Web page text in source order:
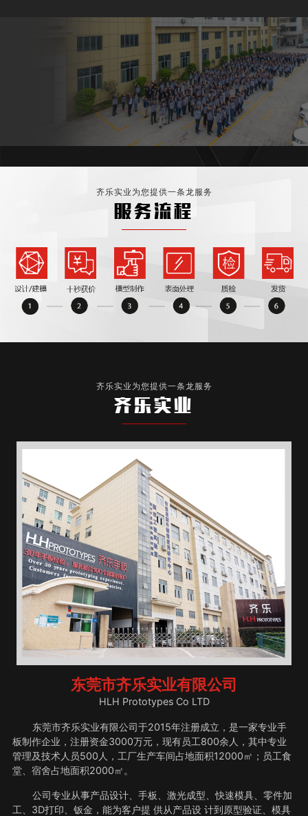
齐乐实业为您提供一条龙服务
服务流程
齐乐实业为您提供一条龙服务
齐乐实业
东莞市齐乐实业有限公司
HLH Prototypes Co LTD
东莞市齐乐实业有限公司于2015年注册成立，是一家专业手
板制作企业，注册资金3000万元，现有员工800余人，其中专业
管理及技术人员500人，工厂生产车间占地面积12000㎡；员工食
堂、宿舍占地面积2000㎡。
公司专业从事产品设计、手板、激光成型、快速模具、零件加
工、3D打印、钣金，能为客户提 供从产品设 计到原型验证、模具